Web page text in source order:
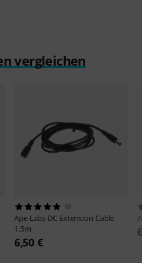
vergleichen
10
Ape Labs DC Extension Cable
1,5m
6,50 €